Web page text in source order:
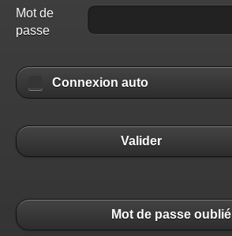
Mot de
passe
Connexion auto
Valider
Mot de passe